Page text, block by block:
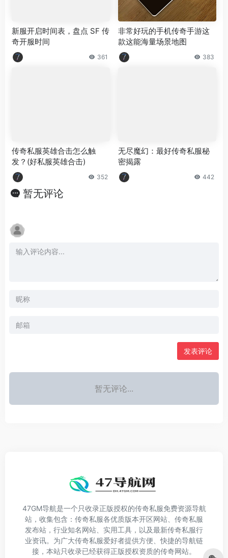
新服开启时间表，盘点 SF 传
奇开服时间
361
非常好玩的手机传奇手游这
款这能海量场景地图
383
传奇私服英雄合击怎么触
发？(好私服英雄合击)
352
无尽魔幻：最好传奇私服秘
密揭露
442
暂无评论
发表评论
暂无评论...
47GM导航是一个只收录正版授权的传奇私服免费资源导航
站，收集包含：传奇私服各优质版本开区网站、传奇私服
发布站，行业知名网站、实用工具，以及最新传奇私服行
业资讯。为广大传奇私服爱好者提供方便、快捷的导航链
接，本站只收录已经获得正版授权资质的传奇网站。